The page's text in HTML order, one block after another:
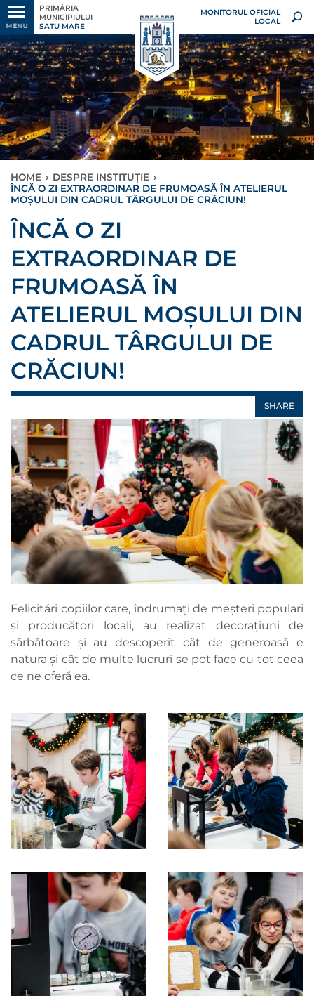
MENU
PRIMĂRIA
MUNICIPIULUI
SATU MARE
MONITORUL OFICIAL
LOCAL
HOME › DESPRE INSTITUȚIE ›
ÎNCĂ O ZI EXTRAORDINAR DE FRUMOASĂ ÎN ATELIERUL
MOȘULUI DIN CADRUL TÂRGULUI DE CRĂCIUN!
ÎNCĂ O ZI
EXTRAORDINAR DE
FRUMOASĂ ÎN
ATELIERUL MOȘULUI DIN
CADRUL TÂRGULUI DE
CRĂCIUN!
SHARE
Felicitări copiilor care, îndrumați de meșteri populari
și producători locali, au realizat decorațiuni de
sărbătoare și au descoperit cât de generoasă e
natura și cât de multe lucruri se pot face cu tot ceea
ce ne oferă ea.